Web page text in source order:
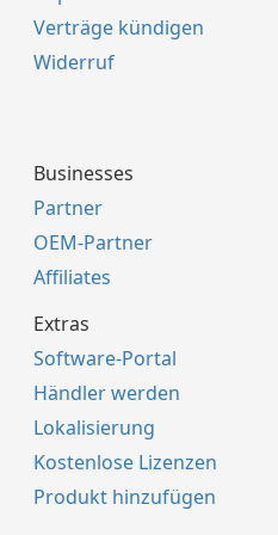
Verträge kündigen
Widerruf
Businesses
Partner
OEM-Partner
Affiliates
Extras
Software-Portal
Händler werden
Lokalisierung
Kostenlose Lizenzen
Produkt hinzufügen